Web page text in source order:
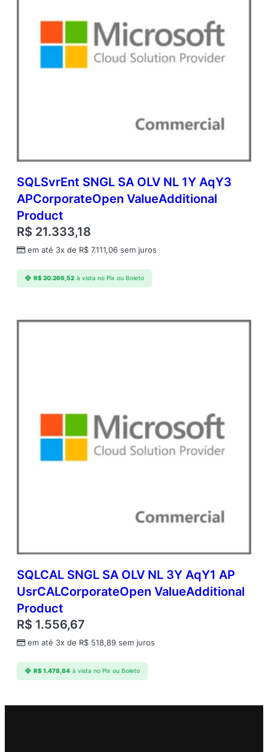
SQLSvrEnt SNGL SA OLV NL 1Y AqY3
APCorporateOpen ValueAdditional
Product
R$ 21.333,18
em até 3x de R$ 7.111,06 sem juros
R$20.266,52 à vista no Pix ou Boleto
SQLCAL SNGL SA OLV NL 3Y AqY1 AP
UsrCALCorporateOpen ValueAdditional
Product
R$ 1.556,67
em até 3x de R$ 518,89 sem juros
R$1.478,84 à vista no Pix ou Boleto